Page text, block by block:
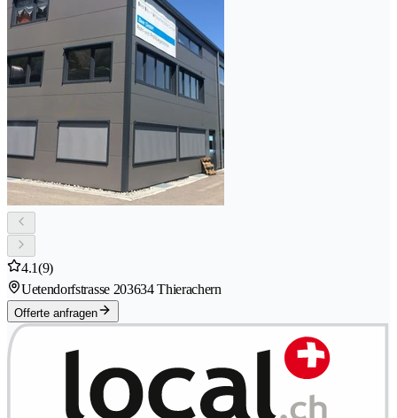
4.1(9)
Uetendorfstrasse 203634 Thierachern
Offerte anfragen